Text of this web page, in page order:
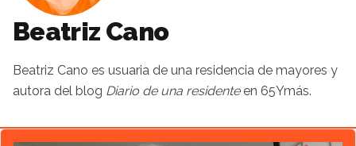
Beatriz Cano
Beatriz Cano es usuaria de una residencia de mayores y
autora del blog Diario de una residenteen 65Ymás.
Artículo destacado